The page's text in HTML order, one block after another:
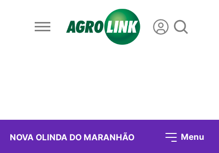
NOVA OLINDA DO MARANHÃO Menu